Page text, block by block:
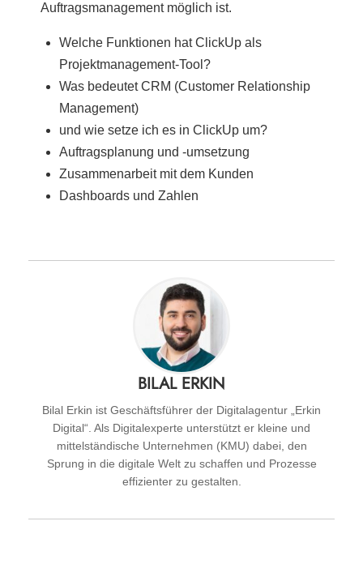
Auftragsmanagement möglich ist.
Welche Funktionen hat ClickUp als
Projektmanagement-Tool?
Was bedeutet CRM (Customer Relationship
Management)
und wie setze ich es in ClickUp um?
Auftragsplanung und -umsetzung
Zusammenarbeit mit dem Kunden
Dashboards und Zahlen
BILAL ERKIN
Bilal Erkin ist Geschäftsführer der Digitalagentur „Erkin
Digital“. Als Digitalexperte unterstützt er kleine und
mittelständische Unternehmen (KMU) dabei, den
Sprung in die digitale Welt zu schaffen und Prozesse
effizienter zu gestalten.